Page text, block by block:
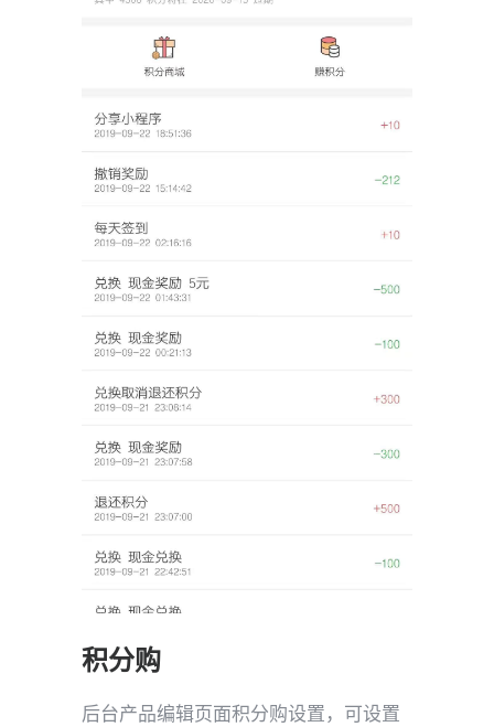
积分购
后台产品编辑页面积分购设置，可设置